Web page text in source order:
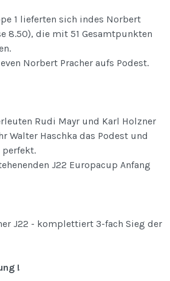
1 lieferten sich indes Norbert
8.50), die mit 51 Gesamtpunkten
Norbert Pracher aufs Podest.
Rudi Mayr und Karl Holzner
Walter Haschka das Podest und
perfekt.
J22 Europacup Anfang
J22 - komplettiert 3-fach Sieg der
!